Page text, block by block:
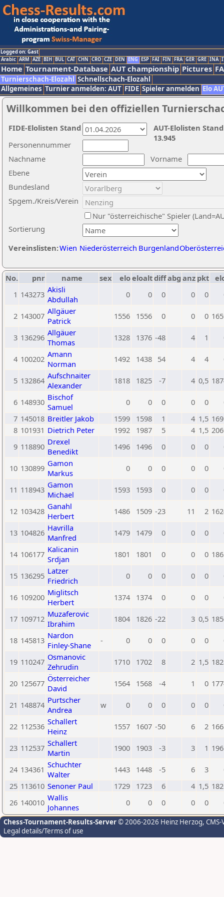
Logged on: Gast
Arabic ARM AZE BIH BUL CAT CHN CRO CZE DEN ENG ESP FAI FIN FRA GER GRE INA
Home Tournament-Database AUT championship Pictures
Turnierschach-Elozahl Schnellschach-Elozahl
Allgemeines Turnier anmelden: AUT FIDE Spieler anmelden Elo
Willkommen bei den offiziellen
Nachname
Vorname
Ebene
Sortierung
Personennummer
Bundesland
Spgem./Kreis/Verein
Nur "österreichische" Spieler
Vereinslisten:Wien Niederösterreich Burgenland
AUT-Elolisten
13.945
FIDE-Elolisten Stand
No. pnr name sex eloeloaltdiffabg anz pkt
1 143273 Akisli
Abdullah
0 0 0 0 0
2 143007 Allgäuer
Patrick
1556 1556 0 0 0
3 136296 Allgäuer
Thomas
1328 1376 -48 4 1
4 100202 Amann
Norman
1492 1438 54 4 4
5 132864 Aufschnaiter
Alexander
1818 1825 -7 4 0,5
6 148930 Bischof
Samuel
0 0 0 0 0
7 145018 Breitler Jakob 1599 1598 1 4 1,5
8 101931 Dietrich Peter 1992 1987 5 4 1,5
9 118890 Drexel
Benedikt
1496 1496 0 0 0
10 130899 Gamon
Markus
0 0 0 0 0
11 118943 Gamon
Michael
1593 1593 0 0 0
12 103428 Ganahl
Herbert
1486 1509 -23 11 2
13 104826 Havrilla
Manfred
1479 1479 0 0 0
14 106177 Kalicanin
Srdjan
1801 1801 0 0 0
15 136295 Latzer
Friedrich
0 0 0 0 0
16 109200 Miglitsch
Herbert
1374 1374 0 0 0
17 109712 Muzaferovic
Ibrahim
1804 1826 -22 3 0,5
18 145813 Nardon
Finley-Shane
- 0 0 0 0 0
19 110247 Osmanovic
Zehrudin
1710 1702 8 2 1,5
20 125677 Österreicher
David
1564 1568 -4 1 0
21 148874 Purtscher
Andrea
w 0 0 0 0 0
22 112536 Schallert
Heinz
1557 1607 -50 6 2
23 112537 Schallert
Martin
1900 1903 -3 3 1
24 134361 Schuchter
Walter
1443 1448 -5 6 3
25 113610 Senoner Paul 1729 1723 6 4 1,5
26 140010 Wallis
Johannes
0 0 0 0 0
Chess-Tournament-Results-Server© 2006-2026 Heinz Herzog,
Legal details/Terms of use